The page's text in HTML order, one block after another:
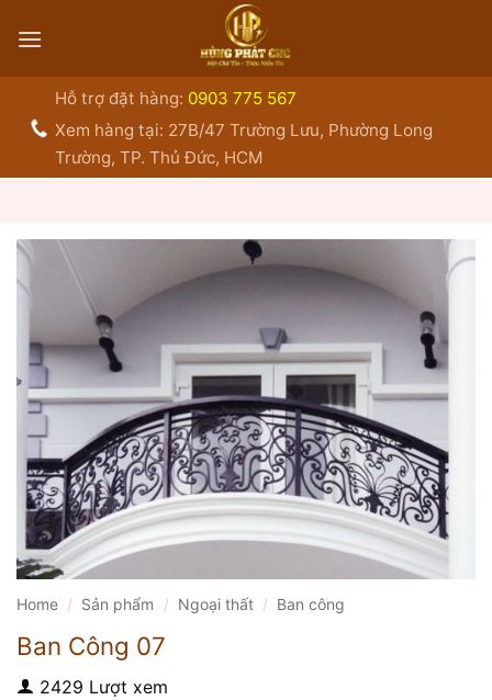
qua
Hỗ trợ đặt hàng: 0903 775 567
Xem hàng tại: 27B/47 Trường Lưu, Phường Long
Trường, TP. Thủ Đức, HCM
Home / Sản phẩm / Ngoại thất / Ban công
Ban Công 07
2429 Lượt xem